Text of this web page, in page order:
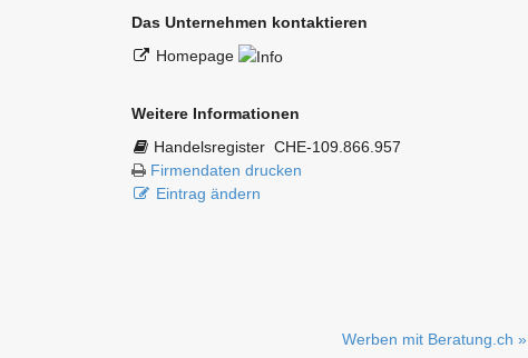
Das Unternehmen kontaktieren
Homepage
Weitere Informationen
Handelsregister CHE-109.866.957
Firmendaten drucken
Eintrag ändern
Werben mit Beratung.ch »